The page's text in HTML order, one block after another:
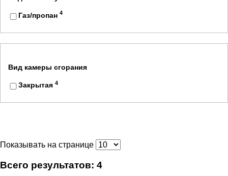
Газ/пропан 4
Вид камеры сгорания
Закрытая 4
Показывать на странице
Всего результатов: 4